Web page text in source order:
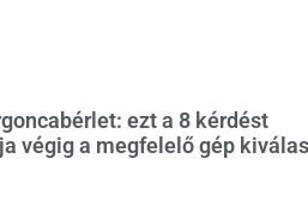
ezt a 8 kérdést
végig a megfelelő gép